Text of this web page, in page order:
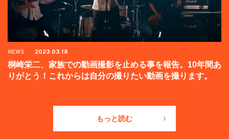
NEWS 2023.03.18
桐崎栄二、家族での動画撮影を止める事を報告。10年間あ
りがとう！これからは自分の撮りたい動画を撮ります。
もっと読む